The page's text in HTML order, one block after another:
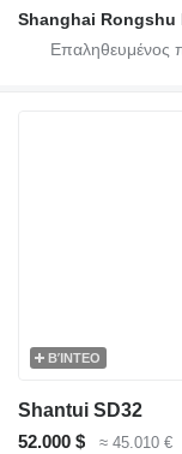
Shanghai Rongshu
ΒΊΝΤΕΟ
Shantui SD32
52.000 $
≈ 45.010 €